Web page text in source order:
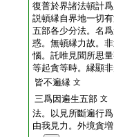
復普於界諸法頓計
説頓縁自界地一切
五部各少分法。名
惑。無頓縁力故。
惱。託唯見聞所思
等起貪等時。縁顯
皆不遍縁 文
三爲因遍生五部 文
法。以見所斷遍行
由我見力。外境貪